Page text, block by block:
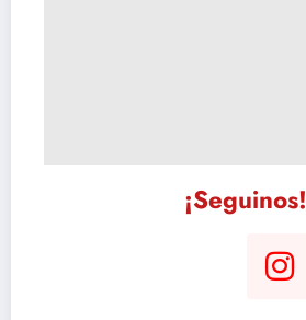
¡Seguinos!